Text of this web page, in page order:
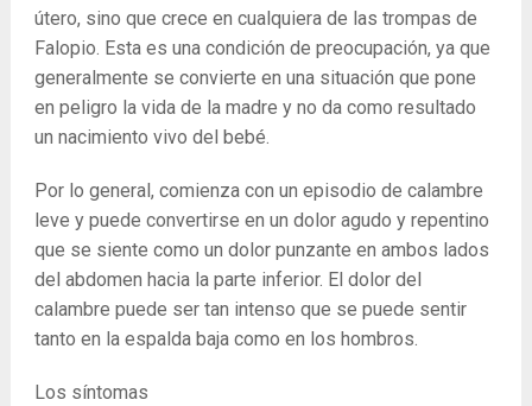
útero, sino que crece en cualquiera de las trompas de
Falopio. Esta es una condición de preocupación, ya que
generalmente se convierte en una situación que pone
en peligro la vida de la madre y no da como resultado
un nacimiento vivo del bebé.
Por lo general, comienza con un episodio de calambre
leve y puede convertirse en un dolor agudo y repentino
que se siente como un dolor punzante en ambos lados
del abdomen hacia la parte inferior. El dolor del
calambre puede ser tan intenso que se puede sentir
tanto en la espalda baja como en los hombros.
Los síntomas